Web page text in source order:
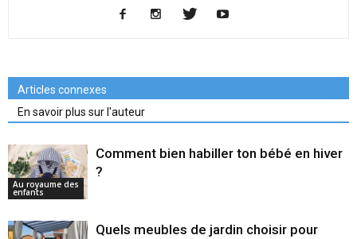
Articles connexes
En savoir plus sur l'auteur
Au royaume des
enfants
Comment bien habiller ton bébé en hiver
?
Quels meubles de jardin choisir pour